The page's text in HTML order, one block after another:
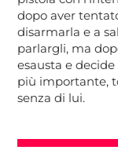
dopo aver
disarmarla e a
parlargli, ma
esausta e
più importante,
senza di lui.